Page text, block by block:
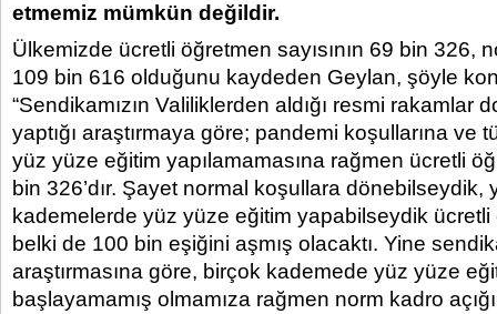
etmemiz mümkün değildir.
Ülkemizde ücretli öğretmen sayısının 69 bin 326,
109 bin 616 olduğunu kaydeden Geylan, şöyle
“Sendikamızın Valiliklerden aldığı resmi rakamlar
yaptığı araştırmaya göre; pandemi koşullarına ve
yüz yüze eğitim yapılamamasına rağmen ücretli
bin 326’dır. Şayet normal koşullara dönebilseydik,
kademelerde yüz yüze eğitim yapabilseydik ücretli
belki de 100 bin eşiğini aşmış olacaktı. Yine
araştırmasına göre, birçok kademede yüz yüze
başlayamamış olmamıza rağmen norm kadro